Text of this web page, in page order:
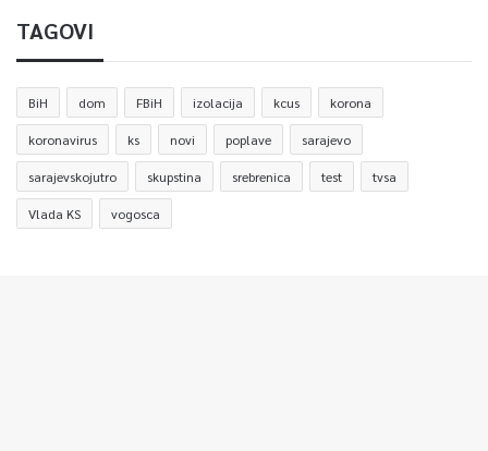
TAGOVI
BiH dom FBiH izolacija kcus korona
koronavirus ks novi poplave sarajevo
sarajevskojutro skupstina srebrenica test tvsa
Vlada KS vogosca